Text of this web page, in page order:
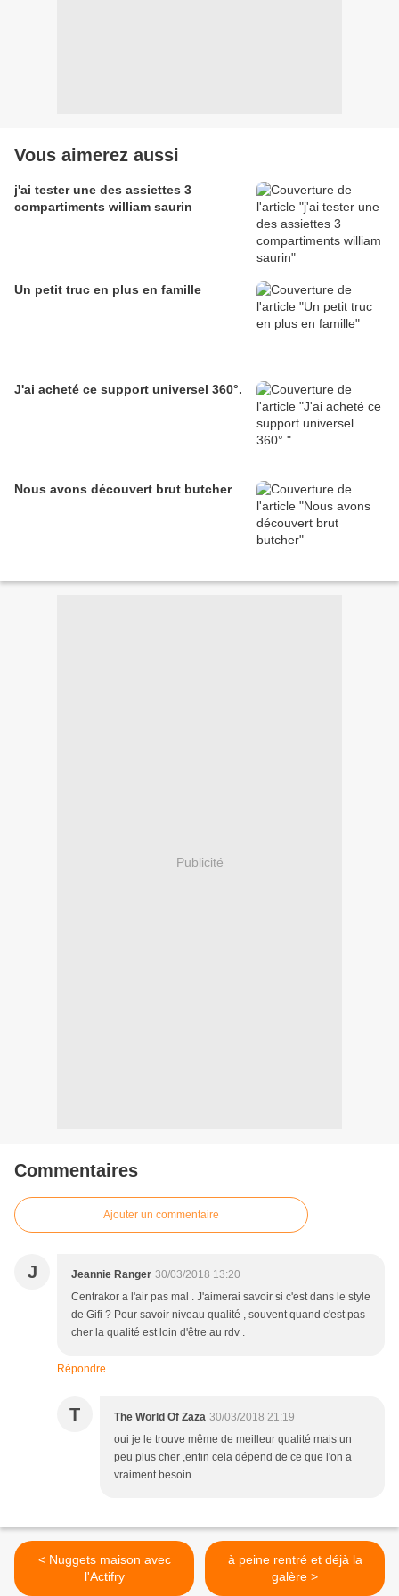
Vous aimerez aussi
j'ai tester une des assiettes 3
compartiments william saurin
Un petit truc en plus en famille
J'ai acheté ce support universel 360°.
Nous avons découvert brut butcher
Publicité
Commentaires
Ajouter un commentaire
J Jeannie Ranger 30/03/2018 13:20
Centrakor a l'air pas mal . J'aimerai savoir si c'est dans le style
de Gifi ? Pour savoir niveau qualité , souvent quand c'est pas
cher la qualité est loin d'être au rdv .
Répondre
T The World Of Zaza 30/03/2018 21:19
oui je le trouve même de meilleur qualité mais un
peu plus cher ,enfin cela dépend de ce que l'on a
vraiment besoin
< Nuggets maison avec
l'Actifry
à peine rentré et déjà la
galère >